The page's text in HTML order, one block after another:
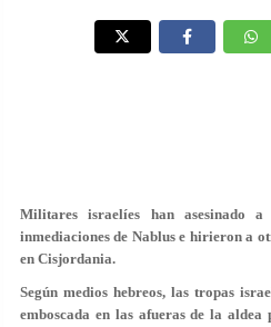
Militares israelíes han asesinado
inmediaciones de Nablus e hirieron a
en Cisjordania.
Según medios hebreos, las tropas
emboscada en las afueras de la